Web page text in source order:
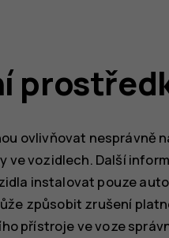
ovlivňovat nesprávně
ve vozidlech. Další
instalovat pouze
způsobit zrušení
přístroje ve voze